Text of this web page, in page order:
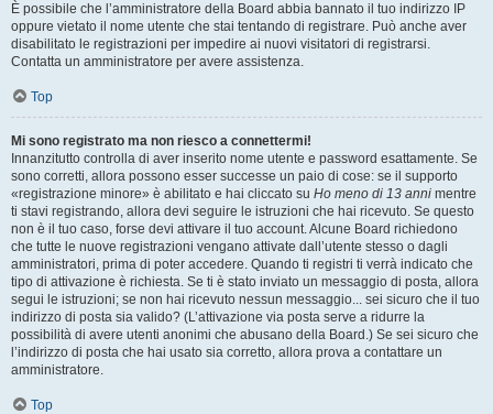
È possibile che l’amministratore della Board abbia bannato il tuo indirizzo IP
oppure vietato il nome utente che stai tentando di registrare. Può anche aver
disabilitato le registrazioni per impedire ai nuovi visitatori di registrarsi.
Contatta un amministratore per avere assistenza.
Top
Mi sono registrato ma non riesco a connettermi!
Innanzitutto controlla di aver inserito nome utente e password esattamente. Se
sono corretti, allora possono esser successe un paio di cose: se il supporto
«registrazione minore» è abilitato e hai cliccato su Ho meno di 13 anni mentre
ti stavi registrando, allora devi seguire le istruzioni che hai ricevuto. Se questo
non è il tuo caso, forse devi attivare il tuo account. Alcune Board richiedono
che tutte le nuove registrazioni vengano attivate dall’utente stesso o dagli
amministratori, prima di poter accedere. Quando ti registri ti verrà indicato che
tipo di attivazione è richiesta. Se ti è stato inviato un messaggio di posta, allora
segui le istruzioni; se non hai ricevuto nessun messaggio... sei sicuro che il tuo
indirizzo di posta sia valido? (L’attivazione via posta serve a ridurre la
possibilità di avere utenti anonimi che abusano della Board.) Se sei sicuro che
l’indirizzo di posta che hai usato sia corretto, allora prova a contattare un
amministratore.
Top